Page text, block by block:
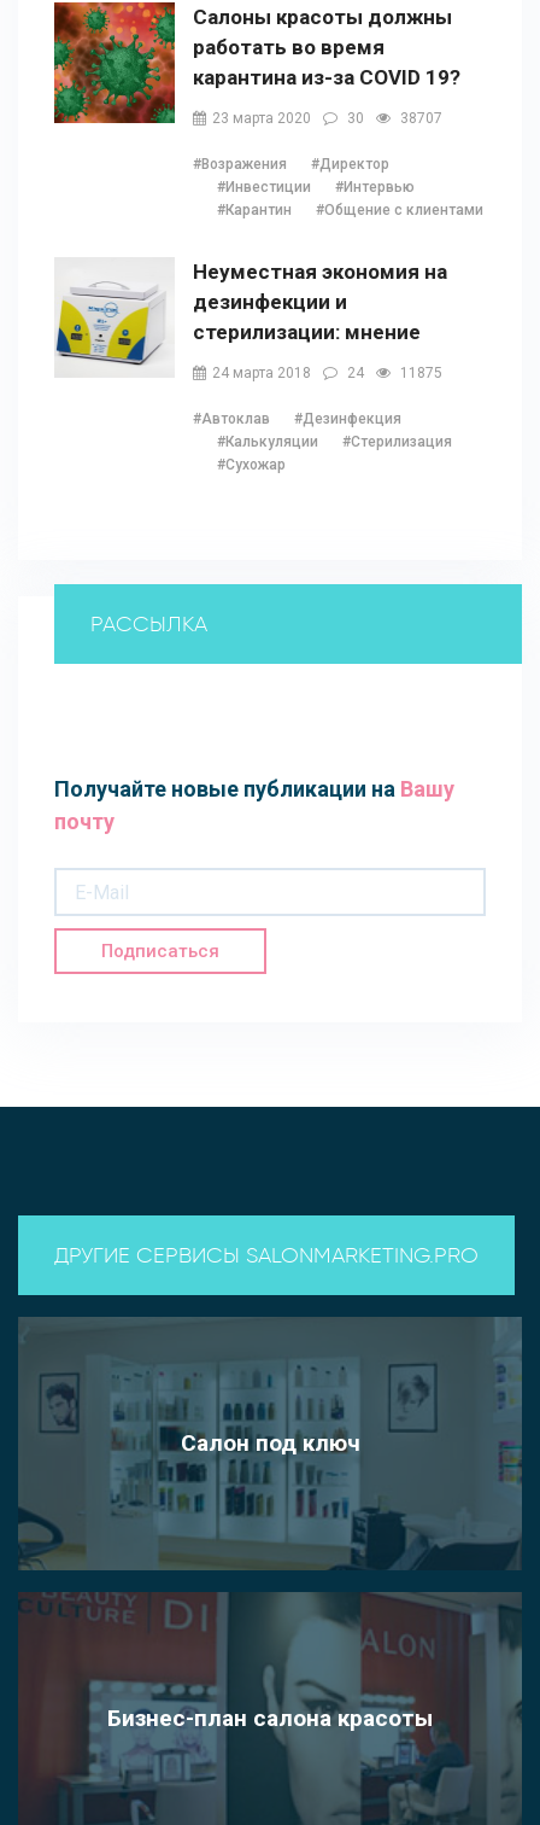
Салоны красоты должны
работать во время
карантина из-за COVID 19?
23 марта 2020 30 38707
#Возражения
#Директор
#Инвестиции
#Интервью
#Карантин
#Общение с клиентами
Неуместная экономия на
дезинфекции и
стерилизации: мнение
Наталии Ушецкой
24 марта 2018 24 11875
#Автоклав
#Дезинфекция
#Калькуляции
#Стерилизация
#Сухожар
РАССЫЛКА
Получайте новые публикации на Вашу
почту
Подписаться
ДРУГИЕ СЕРВИСЫ SALONMARKETING.PRO
Салон под ключ
Бизнес-план салона красоты